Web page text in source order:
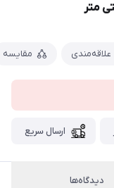
علاقه‌مندی مقایسه
ارسال سریع
دیدگاه‌ها